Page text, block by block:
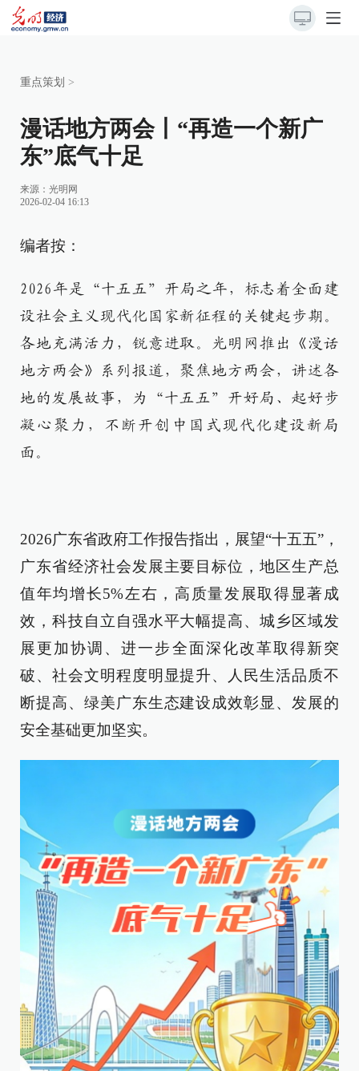
重点策划 >
漫话地方两会丨“再造一个新广
东”底气十足
来源： 光明网
2026-02-04 16:13
编者按：
2026年是“十五五”开局之年，标志着全面建
设社会主义现代化国家新征程的关键起步期。
各地充满活力，锐意进取。光明网推出《漫话
地方两会》系列报道，聚焦地方两会，讲述各
地的发展故事，为“十五五”开好局、起好步
凝心聚力，不断开创中国式现代化建设新局
面。
2026广东省政府工作报告指出，展望“十五五”，
广东省经济社会发展主要目标位，地区生产总
值年均增长5%左右，高质量发展取得显著成
效，科技自立自强水平大幅提高、城乡区域发
展更加协调、进一步全面深化改革取得新突
破、社会文明程度明显提升、人民生活品质不
断提高、绿美广东生态建设成效彰显、发展的
安全基础更加坚实。